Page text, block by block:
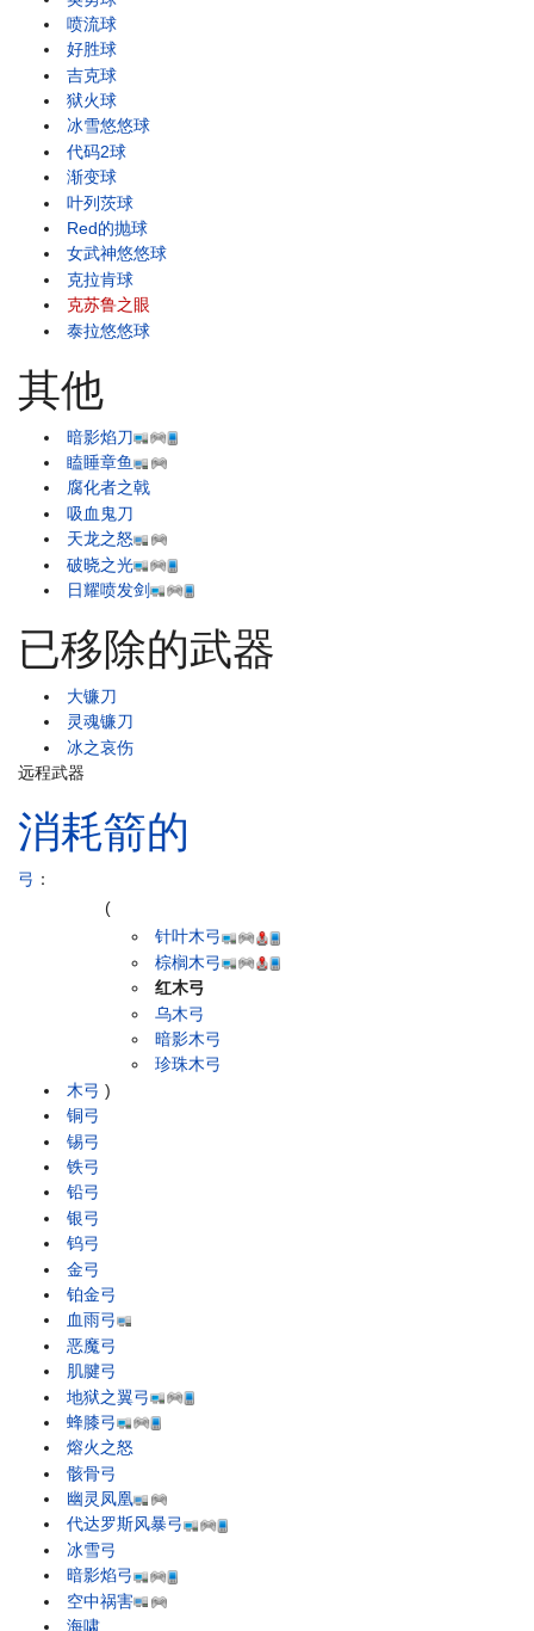
喷流球
好胜球
吉克球
狱火球
冰雪悠悠球
代码2球
渐变球
叶列茨球
Red的抛球
女武神悠悠球
克拉肯球
克苏鲁之眼
泰拉悠悠球
其他
暗影焰刀
瞌睡章鱼
腐化者之戟
吸血鬼刀
天龙之怒
破晓之光
日耀喷发剑
已移除的武器
大镰刀
灵魂镰刀
冰之哀伤
远程武器
消耗箭的
弓 ：
木弓
(
针叶木弓
棕榈木弓
红木弓
乌木弓
暗影木弓
珍珠木弓
)
铜弓
锡弓
铁弓
铅弓
银弓
钨弓
金弓
铂金弓
血雨弓
恶魔弓
肌腱弓
地狱之翼弓
蜂膝弓
熔火之怒
骸骨弓
幽灵凤凰
代达罗斯风暴弓
冰雪弓
暗影焰弓
空中祸害
海啸